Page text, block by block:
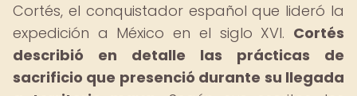
Cortés, el conquistador español que lideró la
expedición a México en el siglo XVI. Cortés
describió en detalle las prácticas de
sacrificio que presenció durante su llegada